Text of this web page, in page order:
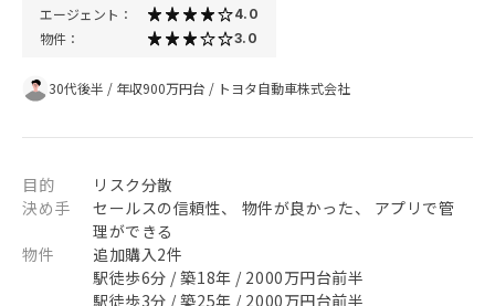
エージェント： 4.0
物件： 3.0
30代後半 / 年収900万円台 / トヨタ自動車株式会社
目的
リスク分散
決め手
セールスの信頼性、 物件が良かった、 アプリで管
理ができる
物件
追加購入2件
駅徒歩6分 / 築18年 / 2000万円台前半
駅徒歩3分 / 築25年 / 2000万円台前半